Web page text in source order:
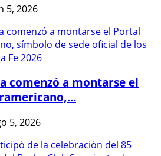
5, 2026
comenzó a montarse el
5, 2026